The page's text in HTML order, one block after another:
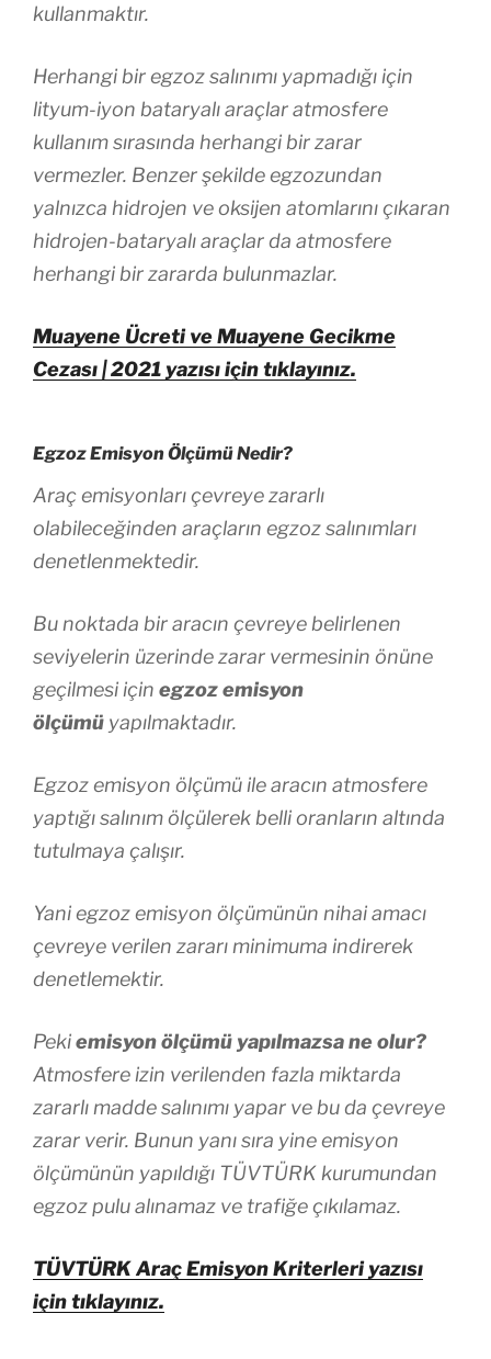
kullanmaktır.
Herhangi bir egzoz salınımı yapmadığı için
lityum-iyon bataryalı araçlar atmosfere
kullanım sırasında herhangi bir zarar
vermezler. Benzer şekilde egzozundan
yalnızca hidrojen ve oksijen atomlarını çıkaran
hidrojen-bataryalı araçlar da atmosfere
herhangi bir zararda bulunmazlar.
Muayene Ücreti ve Muayene Gecikme
Cezası | 2021 yazısı için tıklayınız.
Egzoz Emisyon Ölçümü Nedir?
Araç emisyonları çevreye zararlı
olabileceğinden araçların egzoz salınımları
denetlenmektedir.
Bu noktada bir aracın çevreye belirlenen
seviyelerin üzerinde zarar vermesinin önüne
geçilmesi için egzoz emisyon
ölçümü yapılmaktadır.
Egzoz emisyon ölçümü ile aracın atmosfere
yaptığı salınım ölçülerek belli oranların altında
tutulmaya çalışır.
Yani egzoz emisyon ölçümünün nihai amacı
çevreye verilen zararı minimuma indirerek
denetlemektir.
Pekiemisyon ölçümü yapılmazsa ne olur?
Atmosfere izin verilenden fazla miktarda
zararlı madde salınımı yapar ve bu da çevreye
zarar verir. Bunun yanı sıra yine emisyon
ölçümünün yapıldığı TÜVTÜRK kurumundan
egzoz pulu alınamaz ve trafiğe çıkılamaz.
TÜVTÜRK Araç Emisyon Kriterleri yazısı
için tıklayınız.